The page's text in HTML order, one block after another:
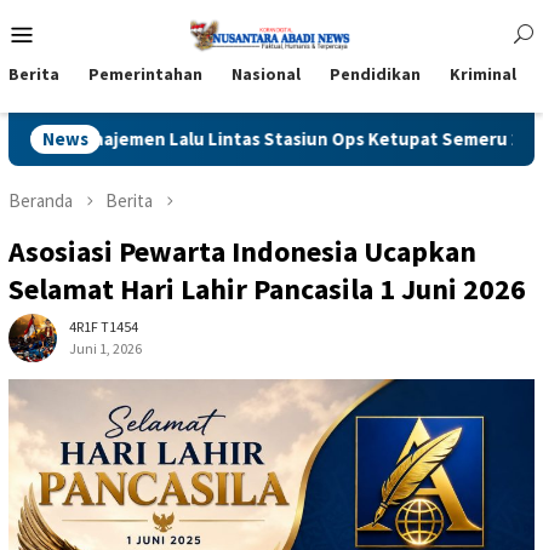
ke
Mobile
Berita Pemerintahan Nasional Pendidikan Kriminal
News
Ketupat Semeru 2026 Maut di Jalan Karet Surabaya:
Beranda Berita
Asosiasi Pewarta Indonesia Ucapkan
Selamat Hari Lahir Pancasila 1 Juni 2026
4R1F T1454
Juni 1, 2026